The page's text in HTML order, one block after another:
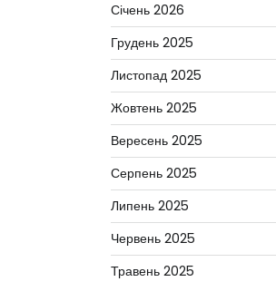
Січень 2026
Грудень 2025
Листопад 2025
Жовтень 2025
Вересень 2025
Серпень 2025
Липень 2025
Червень 2025
Травень 2025